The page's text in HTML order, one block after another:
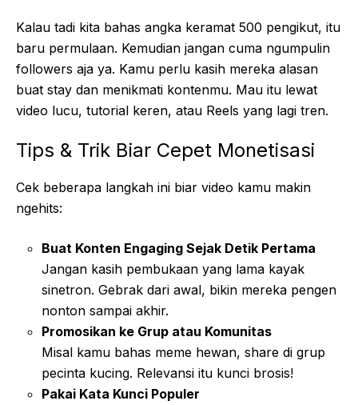
Kalau tadi kita bahas angka keramat 500 pengikut, itu
baru permulaan. Kemudian jangan cuma ngumpulin
followers aja ya. Kamu perlu kasih mereka alasan
buat stay dan menikmati kontenmu. Mau itu lewat
video lucu, tutorial keren, atau Reels yang lagi tren.
Tips & Trik Biar Cepet Monetisasi
Cek beberapa langkah ini biar video kamu makin
ngehits:
Buat Konten Engaging Sejak Detik Pertama
Jangan kasih pembukaan yang lama kayak
sinetron. Gebrak dari awal, bikin mereka pengen
nonton sampai akhir.
Promosikan ke Grup atau Komunitas
Misal kamu bahas meme hewan, share di grup
pecinta kucing. Relevansi itu kunci brosis!
Pakai Kata Kunci Populer